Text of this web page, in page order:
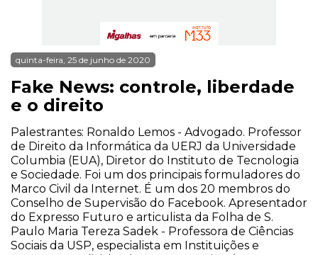
quinta-feira, 25 de junho de 2020
Fake News: controle, liberdade
e o direito
Palestrantes: Ronaldo Lemos - Advogado. Professor
de Direito da Informática da UERJ da Universidade
Columbia (EUA), Diretor do Instituto de Tecnologia
e Sociedade. Foi um dos principais formuladores do
Marco Civil da Internet. É um dos 20 membros do
Conselho de Supervisão do Facebook. Apresentador
do Expresso Futuro e articulista da Folha de S.
Paulo Maria Tereza Sadek - Professora de Ciências
Sociais da USP, especialista em Instituições e